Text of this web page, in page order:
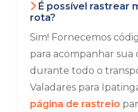
É possível rastrear
rota?
Sim! Fornecemos
para acompanhar sua
durante todo o
Valadares para
página de rastreio